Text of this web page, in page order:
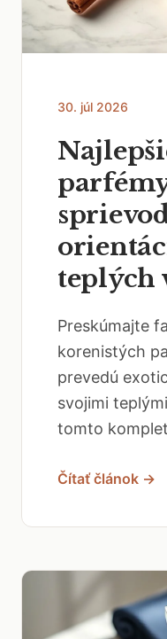
30. júl 2026
teplých
Preskúmajte
korenistých
prevedú
svojimi
tomto
Čítať článok →